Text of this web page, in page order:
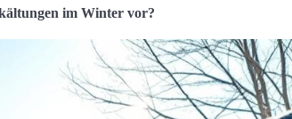
im Winter vor?